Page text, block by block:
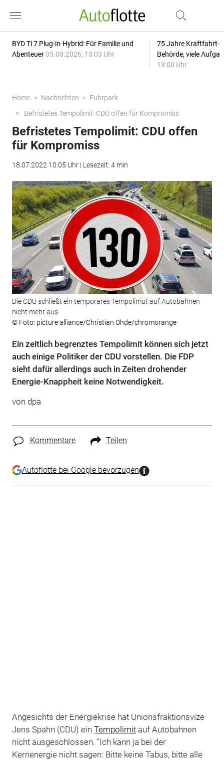
BYD Ti 7 Plug-in-Hybrid: Für Familie und
Abenteuer 05.08.2026, 13:03 Uhr
75 Jahre Kraftfahrt-
Behörde, viele
13:00 Uhr
Home Nachrichten
Fuhrpark
Befristetes Tempolimit: CDU offen für Kompromiss
Befristetes Tempolimit: CDU offen
für Kompromiss
18.07.2022 10:05 Uhr | Lesezeit: 4 min
Die CDU schließt ein temporäres Tempolimut auf Autobahnen
nicht mehr aus.
© Foto: picture alliance/Christian Ohde/chromorange
Ein zeitlich begrenztes Tempolimit können sich jetzt
auch einige Politiker der CDU vorstellen. Die FDP
sieht dafür allerdings auch in Zeiten drohender
Energie-Knappheit keine Notwendigkeit.
von dpa
Kommentare Teilen
Autoflotte bei Google bevorzugen
Angesichts der Energiekrise hat Unionsfraktionsvize
Jens Spahn (CDU) ein Tempolimitauf Autobahnen
nicht ausgeschlossen. "Ich kann ja bei der
Kernenergie nicht sagen: Bitte keine Tabus, bitte alle